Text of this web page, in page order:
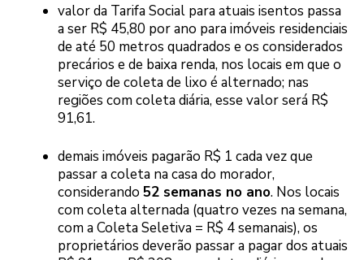
valor da Tarifa Social para atuais isentos passa
a ser R$ 45,80 por ano para imóveis residenciais
de até 50 metros quadrados e os considerados
precários e de baixa renda, nos locais em que o
serviço de coleta de lixo é alternado; nas
regiões com coleta diária, esse valor será R$
91,61.
demais imóveis pagarão R$ 1 cada vez que
passar a coleta na casa do morador,
considerando 52 semanas no ano. Nos locais
com coleta alternada (quatro vezes na semana,
com a Coleta Seletiva = R$ 4 semanais), os
proprietários deverão passar a pagar dos atuais